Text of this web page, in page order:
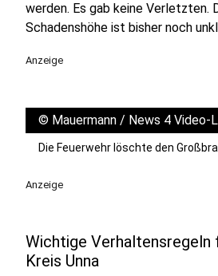
werden. Es gab keine Verletzten.
Schadenshöhe ist bisher noch
Anzeige
© Mauermann / News 4 Video-
Die Feuerwehr löschte den
Anzeige
Wichtige Verhaltensregeln
Kreis Unna